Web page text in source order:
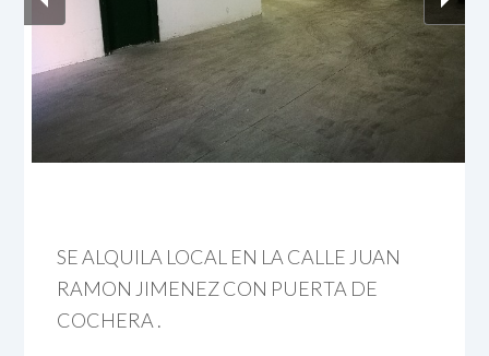
SE ALQUILA LOCAL EN LA CALLE JUAN
RAMON JIMENEZ CON PUERTA DE
COCHERA .